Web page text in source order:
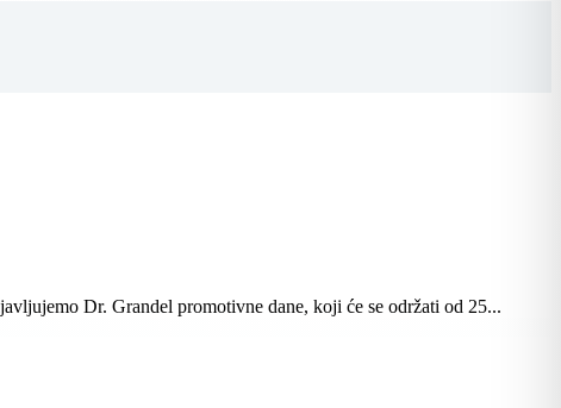
Dr. Grandel promotivne dane, koji će se održati od 25...